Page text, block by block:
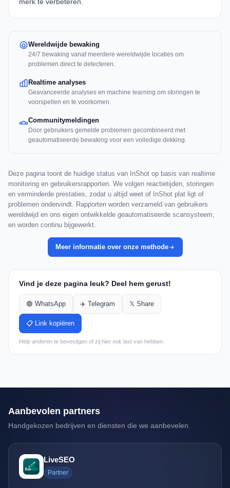
merk te verbeteren.
Wereldwijde bewaking
24/7 bewaking vanaf meerdere wereldwijde locaties om
problemen direct te detecteren.
Realtime analyses
Geavanceerde analyses en machine learning om storingen te
voorspellen en te voorkomen.
Communitymeldingen
Door gebruikers gemelde problemen gecombineerd met
geautomatiseerde bewaking voor een volledige dekking.
Deze pagina toont de huidige status van InShot op basis van realtime
monitoring en gebruikersrapporten. We volgen reactietijden, storingen
en verminderde prestaties, zodat u altijd weet of InShot plat ligt of
problemen ondervindt. Rapporten worden verzameld van gebruikers
wereldwijd en ons eigen ontwikkelde geautomatiseerde scansysteem,
en worden continu bijgewerkt.
Meer informatie over onze methode
Vind je deze pagina leuk? Deel hem gerust!
🟢 WhatsApp ✈️ Telegram 𝕏 Share
📋 Link kopiëren
Help anderen te bevestigen of zij hier ook last van hebben.
Aanbevolen partners
Handgekozen bedrijven en diensten die we aanbevelen.
LiveSEO
Partner